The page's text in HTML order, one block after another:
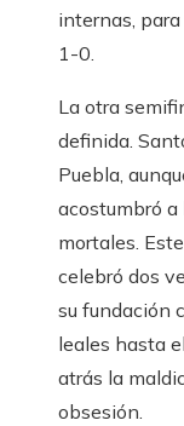
internas,
1-0.
La otra
definida.
Puebla,
acostumbró a
mortales.
celebró dos
su fundación
leales hasta
atrás la
obsesión.